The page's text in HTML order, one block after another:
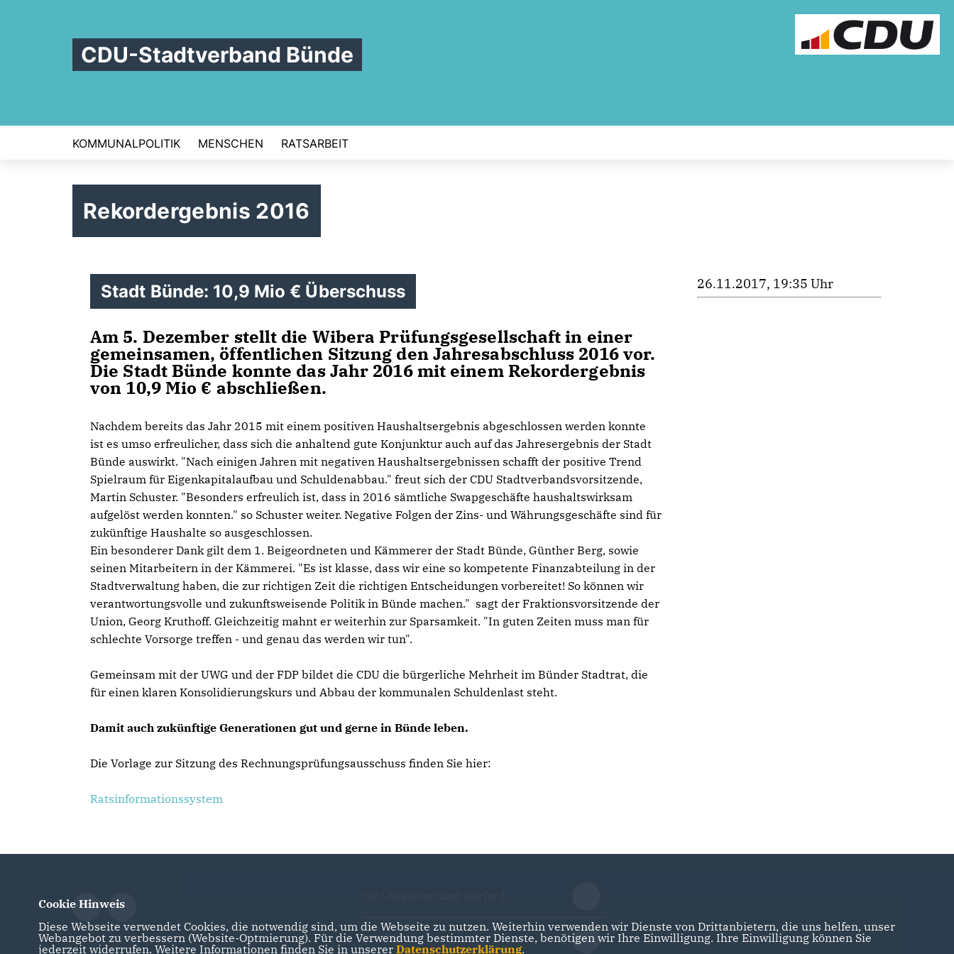
CDU-Stadtverband Bünde
KOMMUNALPOLITIK MENSCHEN RATSARBEIT
Rekordergebnis 2016
Stadt Bünde: 10,9 Mio € Überschuss
Am 5. Dezember stellt die Wibera Prüfungsgesellschaft in einer
gemeinsamen, öffentlichen Sitzung den Jahresabschluss 2016 vor.
Die Stadt Bünde konnte das Jahr 2016 mit einem Rekordergebnis
von 10,9 Mio € abschließen.
Nachdem bereits das Jahr 2015 mit einem positiven Haushaltsergebnis abgeschlossen werden konnte
ist es umso erfreulicher, dass sich die anhaltend gute Konjunktur auch auf das Jahresergebnis der Stadt
Bünde auswirkt. "Nach einigen Jahren mit negativen Haushaltsergebnissen schafft der positive Trend
Spielraum für Eigenkapitalaufbau und Schuldenabbau." freut sich der CDU Stadtverbandsvorsitzende,
Martin Schuster. "Besonders erfreulich ist, dass in 2016 sämtliche Swapgeschäfte haushaltswirksam
aufgelöst werden konnten." so Schuster weiter. Negative Folgen der Zins- und Währungsgeschäfte sind für
zukünftige Haushalte so ausgeschlossen.
Ein besonderer Dank gilt dem 1. Beigeordneten und Kämmerer der Stadt Bünde, Günther Berg, sowie
seinen Mitarbeitern in der Kämmerei. "Es ist klasse, dass wir eine so kompetente Finanzabteilung in der
Stadtverwaltung haben, die zur richtigen Zeit die richtigen Entscheidungen vorbereitet! So können wir
verantwortungsvolle und zukunftsweisende Politik in Bünde machen." sagt der Fraktionsvorsitzende der
Union, Georg Kruthoff. Gleichzeitig mahnt er weiterhin zur Sparsamkeit. "In guten Zeiten muss man für
schlechte Vorsorge treffen - und genau das werden wir tun".
Gemeinsam mit der UWG und der FDP bildet die CDU die bürgerliche Mehrheit im Bünder Stadtrat, die
für einen klaren Konsolidierungskurs und Abbau der kommunalen Schuldenlast steht.
Damit auch zukünftige Generationen gut und gerne in Bünde leben.
Die Vorlage zur Sitzung des Rechnungsprüfungsausschuss finden Sie hier:
Ratsinformationssystem
26.11.2017, 19:35 Uhr
CDU NRW
Cookie Hinweis
Diese Webseite verwendet Cookies, die notwendig sind, um die Webseite zu nutzen. Weiterhin verwenden wir Dienste von Drittanbietern, die uns helfen, unser
Webangebot zu verbessern (Website-Optmierung). Für die Verwendung bestimmter Dienste, benötigen wir Ihre Einwilligung. Ihre Einwilligung können Sie
jederzeit widerrufen. Weitere Informationen finden Sie in unserer Datenschutzerklärung.